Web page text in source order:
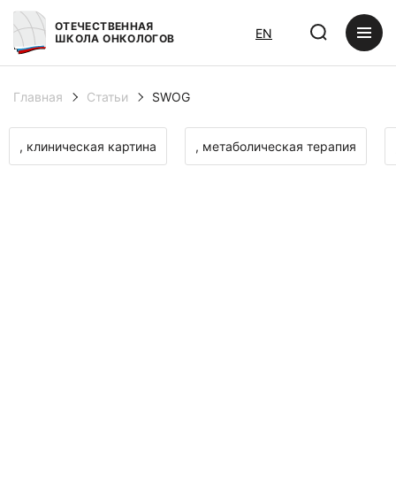
ОТЕЧЕСТВЕННАЯ
ШКОЛА ОНКОЛОГОВ
EN
Главная Статьи SWOG
, клиническая картина , метаболическая терапия